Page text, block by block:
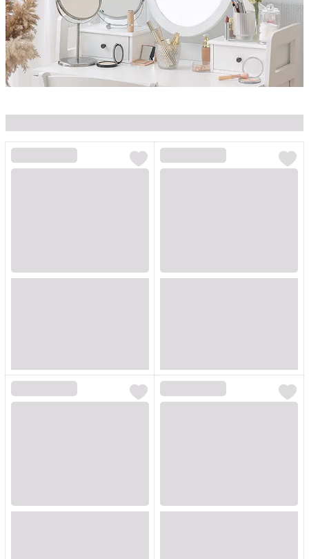
Loading...
Loading...
Loading...
Loading...
Loading...
Loading...
Loading...
Loading...